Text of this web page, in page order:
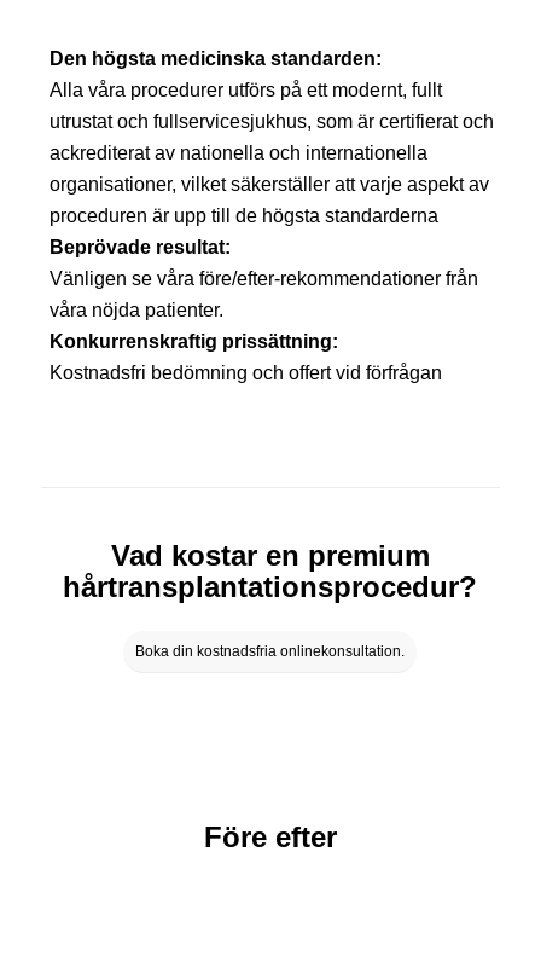
Den högsta medicinska standarden:
Alla våra procedurer utförs på ett modernt, fullt
utrustat och fullservicesjukhus, som är certifierat och
ackrediterat av nationella och internationella
organisationer, vilket säkerställer att varje aspekt av
proceduren är upp till de högsta standarderna
Beprövade resultat:
Vänligen se våra före/efter-rekommendationer från
våra nöjda patienter.
Konkurrenskraftig prissättning:
Kostnadsfri bedömning och offert vid förfrågan
Vad kostar en premium
hårtransplantationsprocedur?
Boka din kostnadsfria onlinekonsultation.
Före efter